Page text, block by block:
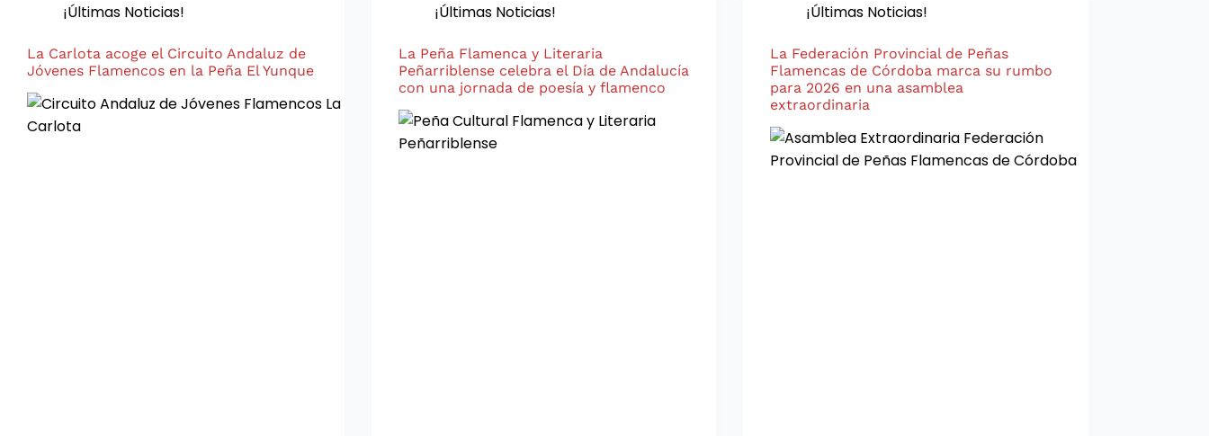
¡Últimas Noticias!
La Carlota acoge el Circuito Andaluz de
Jóvenes Flamencos en la Peña El Yunque
¡Últimas Noticias!
La Peña Flamenca y Literaria
Peñarriblense celebra el Día de Andalucía
con una jornada de poesía y flamenco
¡Últimas Noticias!
La Federación Provincial de Peñas
Flamencas de Córdoba marca su rumbo
para 2026 en una asamblea
extraordinaria